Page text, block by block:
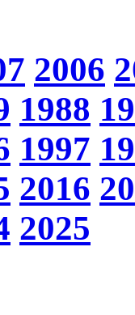
2006
1988
1997
2016
2025